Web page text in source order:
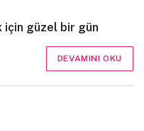
için güzel bir gün
DEVAMINI OKU